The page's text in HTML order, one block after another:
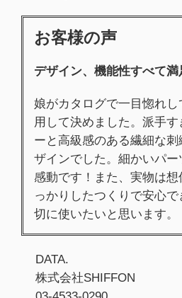
お客様の声
デザイン、機能性すべて満
娘がカタログで一目惚れし
用して決めました。派手す
ーと高級感のある繊細な
ザインでした。細かいパ
感動です！また、実物は
っかりしたつくりで安心
切に使いたいと思います。
DATA.
株式会社SHIFFON